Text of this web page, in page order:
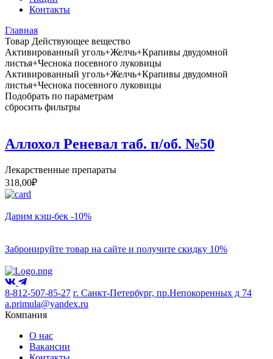
Контакты
Главная
Товар Действующее вещество
Активированный уголь+Желчь+Крапивы двудомной
листья+Чеснока посевного луковицы
Активированный уголь+Желчь+Крапивы двудомной
листья+Чеснока посевного луковицы
Подобрать по параметрам
сбросить фильтры
Аллохол Реневал таб. п/об. №50
Лекарственные препараты
318,00₽
Дарим кэш-бек -10%
Забронируйте товар на сайте и получите скидку 10%
8-812-507-85-27 г. Санкт-Петербург, пр.Непокоренных д 74
a.primula@yandex.ru
Компания
О нас
Вакансии